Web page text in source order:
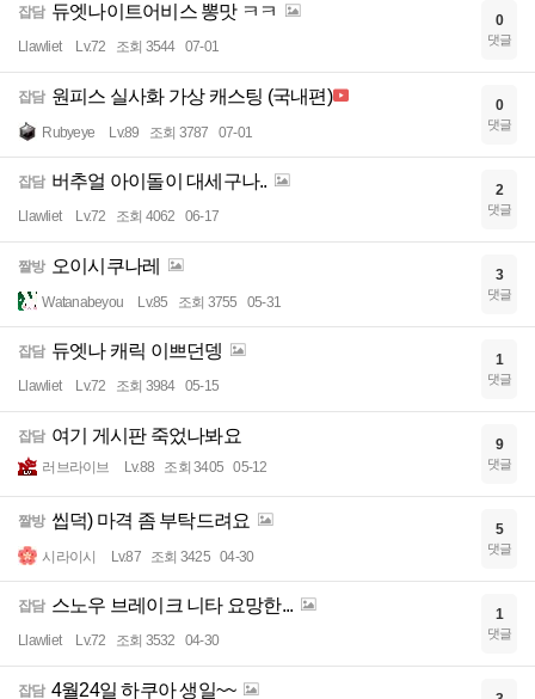
잡담 듀엣나이트어비스 뽕맛 ㅋㅋ
Llawliet Lv.72 조회 3544 07-01
0
댓글
잡담 원피스 실사화 가상 캐스팅 (국내편)
Rubyeye Lv.89 조회 3787 07-01
0
댓글
잡담 버추얼 아이돌이 대세구나..
Llawliet Lv.72 조회 4062 06-17
2
댓글
짤방 오이시쿠나레
Watanabeyou Lv.85 조회 3755 05-31
3
댓글
잡담 듀엣나 캐릭 이쁘던뎅
Llawliet Lv.72 조회 3984 05-15
1
댓글
잡담 여기 게시판 죽었나봐요
러브라이브 Lv.88 조회 3405 05-12
9
댓글
짤방 씹덕) 마격 좀 부탁드려요
시라이시 Lv.87 조회 3425 04-30
5
댓글
잡담 스노우 브레이크 니타 요망한...
Llawliet Lv.72 조회 3532 04-30
1
댓글
잡담 4월24일 하쿠아 생일~~